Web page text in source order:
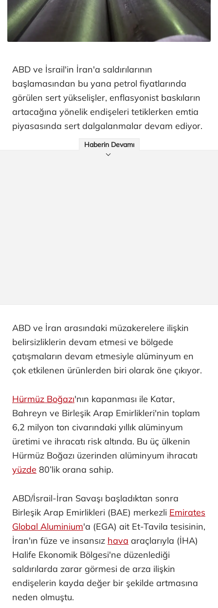
ABD ve İsrail'in İran'a saldırılarının
başlamasından bu yana petrol fiyatlarında
görülen sert yükselişler, enflasyonist baskıların
artacağına yönelik endişeleri tetiklerken emtia
piyasasında sert dalgalanmalar devam ediyor.
Haberin Devamı
ABD ve İran arasındaki müzakerelere ilişkin
belirsizliklerin devam etmesi ve bölgede
çatışmaların devam etmesiyle alüminyum en
çok etkilenen ürünlerden biri olarak öne çıkıyor.
Hürmüz Boğazı'nın kapanması ile Katar,
Bahreyn ve Birleşik Arap Emirlikleri'nin toplam
6,2 milyon ton civarındaki yıllık alüminyum
üretimi ve ihracatı risk altında. Bu üç ülkenin
Hürmüz Boğazı üzerinden alüminyum ihracatı
yüzde 80’lik orana sahip.
ABD/İsrail-İran Savaşı başladıktan sonra
Birleşik Arap Emirlikleri (BAE) merkezli Emirates
Global Aluminium'a (EGA) ait Et-Tavila tesisinin,
İran'ın füze ve insansız hava araçlarıyla (İHA)
Halife Ekonomik Bölgesi'ne düzenlediği
saldırılarda zarar görmesi de arza ilişkin
endişelerin kayda değer bir şekilde artmasına
neden olmuştu.